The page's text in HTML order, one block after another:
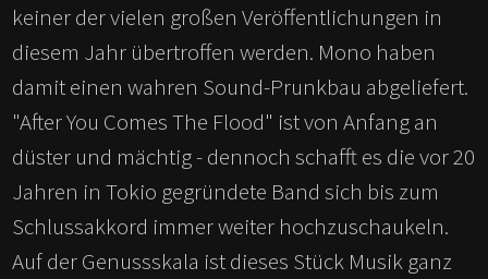
keiner der vielen großen Veröffentlichungen in
diesem Jahr übertroffen werden. Mono haben
damit einen wahren Sound-Prunkbau abgeliefert.
"After You Comes The Flood" ist von Anfang an
düster und mächtig - dennoch schafft es die vor 20
Jahren in Tokio gegründete Band sich bis zum
Schlussakkord immer weiter hochzuschaukeln.
Auf der Genussskala ist dieses Stück Musik ganz